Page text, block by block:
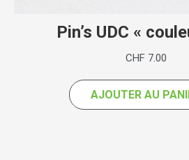
Pin’s UDC «
CHF7.00
AJOUTER AU